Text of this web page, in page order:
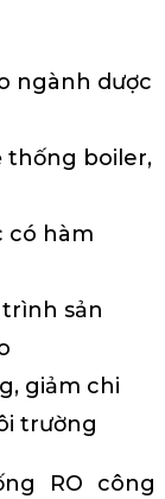
ngành dược
thống boiler,
có hàm
sản
giảm chi
trường
RO công